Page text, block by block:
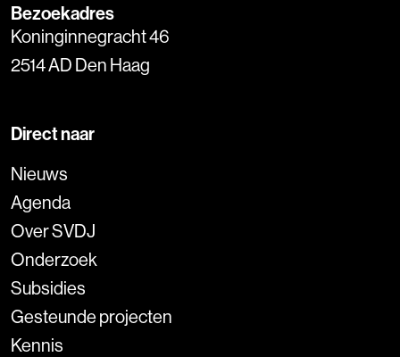
Bezoekadres
Koninginnegracht 46
2514 AD Den Haag
Direct naar
Nieuws
Agenda
Over SVDJ
Onderzoek
Subsidies
Gesteunde projecten
Kennis